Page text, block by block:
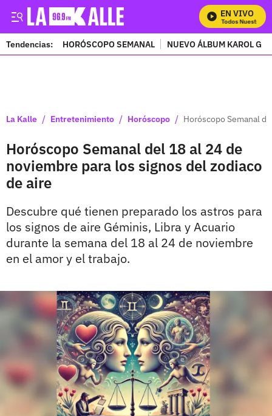
EN VIVO
Mira Todos Nuestros
Tendencias: HORÓSCOPO SEMANAL NUEVO ÁLBUM KAROL G
La Kalle / Entretenimiento / Horóscopo / Horóscopo Semanal
Horóscopo Semanal del 18 al 24 de
noviembre para los signos del zodiaco
de aire
Descubre qué tienen preparado los astros para
los signos de aire Géminis, Libra y Acuario
durante la semana del 18 al 24 de noviembre
en el amor y el trabajo.